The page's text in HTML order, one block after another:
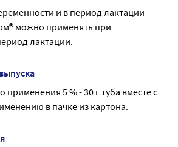
и в период лактации
можно применять при
лактации.
применения 5 % - 30 г туба вместе с
в пачке из картона.